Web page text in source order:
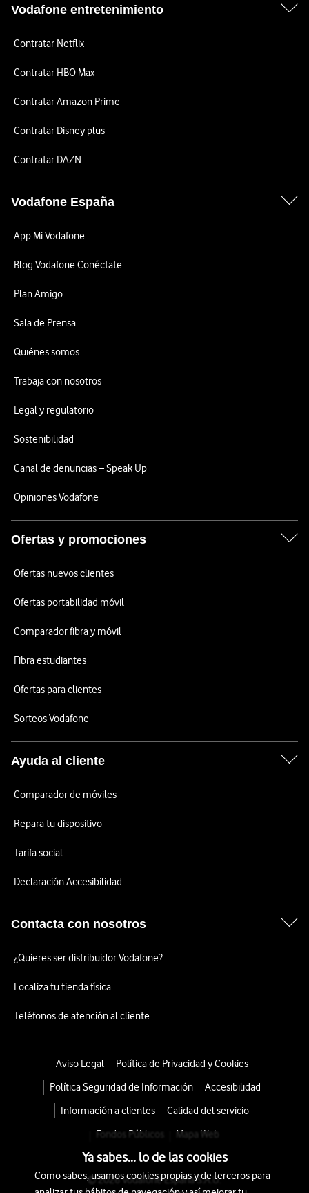
Vodafone entretenimiento
Contratar Netflix
Contratar HBO Max
Contratar Amazon Prime
Contratar Disney plus
Contratar DAZN
Vodafone España
App Mi Vodafone
Blog Vodafone Conéctate
Plan Amigo
Sala de Prensa
Quiénes somos
Trabaja con nosotros
Legal y regulatorio
Sostenibilidad
Canal de denuncias – Speak Up
Opiniones Vodafone
Ofertas y promociones
Ofertas nuevos clientes
Ofertas portabilidad móvil
Comparador fibra y móvil
Fibra estudiantes
Ofertas para clientes
Sorteos Vodafone
Ayuda al cliente
Comparador de móviles
Repara tu dispositivo
Tarifa social
Declaración Accesibilidad
Contacta con nosotros
¿Quieres ser distribuidor Vodafone?
Localiza tu tienda física
Teléfonos de atención al cliente
Aviso Legal
Política de Privacidad y Cookies
Política Seguridad de Información
Accesibilidad
Información a clientes
Calidad del servicio
Fondos Públicos
Mapa Web
© 2026 Vodafone España S.A.U.
Ya sabes... lo de las cookies
Como sabes, usamos cookies propias y de terceros para